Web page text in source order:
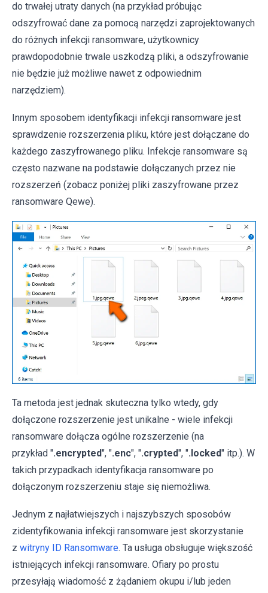
do trwałej utraty danych (na przykład próbując
odszyfrować dane za pomocą narzędzi zaprojektowanych
do różnych infekcji ransomware, użytkownicy
prawdopodobnie trwale uszkodzą pliki, a odszyfrowanie
nie będzie już możliwe nawet z odpowiednim
narzędziem).
Innym sposobem identyfikacji infekcji ransomware jest
sprawdzenie rozszerzenia pliku, które jest dołączane do
każdego zaszyfrowanego pliku. Infekcje ransomware są
często nazwane na podstawie dołączanych przez nie
rozszerzeń (zobacz poniżej pliki zaszyfrowane przez
ransomware Qewe).
Ta metoda jest jednak skuteczna tylko wtedy, gdy
dołączone rozszerzenie jest unikalne - wiele infekcji
ransomware dołącza ogólne rozszerzenie (na
przykład ".encrypted", ".enc", ".crypted", ".locked" itp.). W
takich przypadkach identyfikacja ransomware po
dołączonym rozszerzeniu staje się niemożliwa.
Jednym z najłatwiejszych i najszybszych sposobów
zidentyfikowania infekcji ransomware jest skorzystanie
z witryny ID Ransomware. Ta usługa obsługuje większość
istniejących infekcji ransomware. Ofiary po prostu
przesyłają wiadomość z żądaniem okupu i/lub jeden